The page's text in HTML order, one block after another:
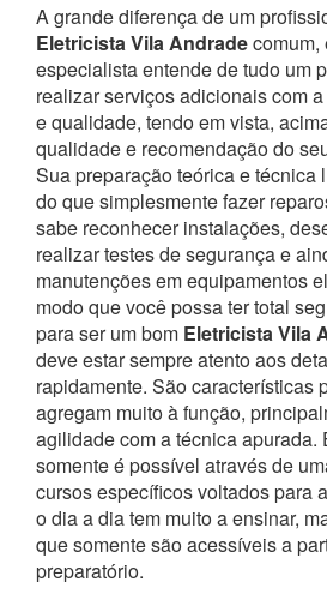
A grande diferença de um
Eletricista Vila Andradecomum,
especialista entende de tudo um
realizar serviços adicionais com
e qualidade, tendo em vista,
qualidade e recomendação do
Sua preparação teórica e técnica
do que simplesmente fazer
sabe reconhecer instalações,
realizar testes de segurança e
manutenções em equipamentos
modo que você possa ter total
para ser um bom Eletricista Vila
deve estar sempre atento aos
rapidamente. São características
agregam muito à função,
agilidade com a técnica apurada.
somente é possível através de
cursos específicos voltados para
o dia a dia tem muito a ensinar,
que somente são acessíveis a
preparatório.